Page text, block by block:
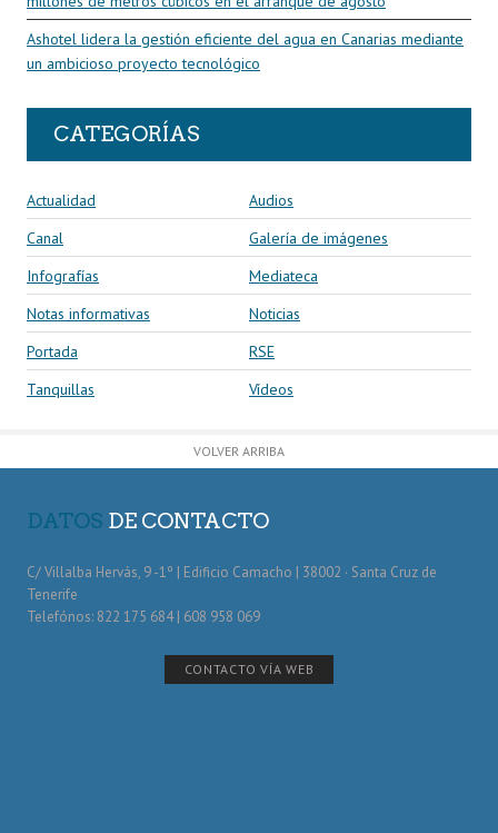
Ashotel lidera la gestión eficiente del agua en Canarias mediante
un ambicioso proyecto tecnológico
CATEGORÍAS
Actualidad
Audios
Canal
Galería de imágenes
Infografías
Mediateca
Notas informativas
Noticias
Portada
RSE
Tanquillas
Vídeos
VOLVER ARRIBA
DATOS DE CONTACTO
C/ Villalba Hervás, 9 -1º | Edificio Camacho | 38002 · Santa Cruz de
Tenerife
Telefónos: 822 175 684 | 608 958 069
CONTACTO VÍA WEB